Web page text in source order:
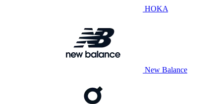
HOKA
New Balance